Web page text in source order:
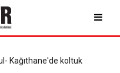
Kağıthane'de koltuk